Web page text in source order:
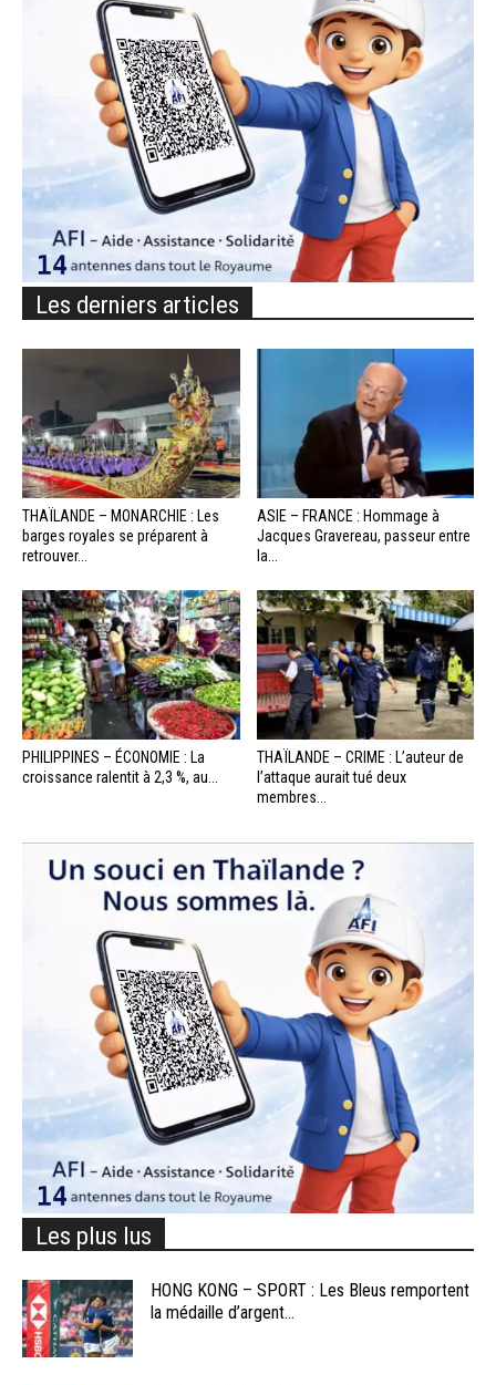
Les derniers articles
THAÏLANDE – MONARCHIE : Les
barges royales se préparent à
retrouver...
ASIE – FRANCE : Hommage à
Jacques Gravereau, passeur entre
la...
PHILIPPINES – ÉCONOMIE : La
croissance ralentit à 2,3 %, au...
THAÏLANDE – CRIME : L’auteur de
l’attaque aurait tué deux
membres...
Les plus lus
HONG KONG – SPORT : Les Bleus remportent
la médaille d’argent...